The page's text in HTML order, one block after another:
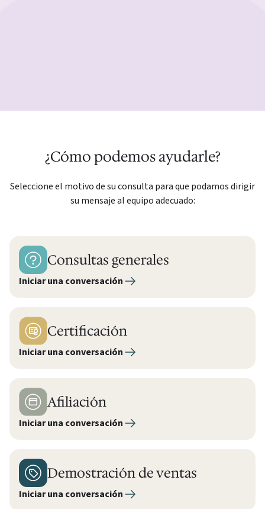
¿Cómo podemos ayudarle?
Seleccione el motivo de su consulta para que podamos dirigir
su mensaje al equipo adecuado:
Consultas generales
Iniciar una conversación
Certificación
Iniciar una conversación
Afiliación
Iniciar una conversación
Demostración de ventas
Iniciar una conversación